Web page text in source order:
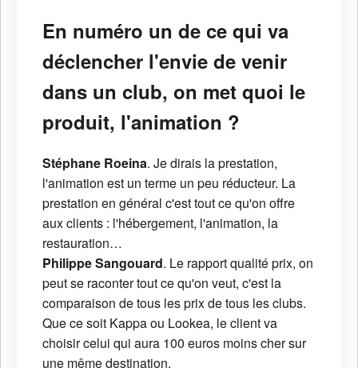
En numéro un de ce qui va
déclencher l'envie de venir
dans un club, on met quoi le
produit, l'animation ?
Stéphane Roeina. Je dirais la prestation,
l'animation est un terme un peu réducteur. La
prestation en général c'est tout ce qu'on offre
aux clients : l'hébergement, l'animation, la
restauration…
Philippe Sangouard. Le rapport qualité prix, on
peut se raconter tout ce qu'on veut, c'est la
comparaison de tous les prix de tous les clubs.
Que ce soit Kappa ou Lookea, le client va
choisir celui qui aura 100 euros moins cher sur
une même destination.